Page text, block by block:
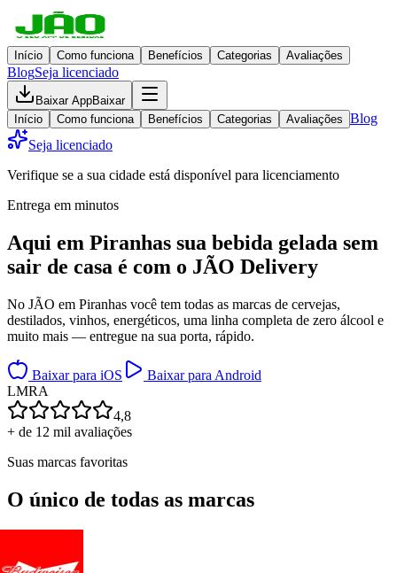
Início Como funciona Benefícios Categorias Avaliações
BlogSeja licenciado
Baixar AppBaixar
Início
Como funciona Benefícios Categorias Avaliações Blog
Seja licenciado
Verifique se a sua cidade está disponível para licenciamento
Entrega em minutos
Aqui em Piranhas sua bebida gelada sem
sair de casa é com o JÃO Delivery
No JÃO em Piranhas você tem todas as marcas de cervejas,
destilados, vinhos, energéticos, uma linha completa de zero álcool e
muito mais — entregue na sua porta, rápido.
Baixar para iOS
Baixar para Android
LMRA
4,8
+ de 12 mil avaliações
Suas marcas favoritas
O único de todas as marcas